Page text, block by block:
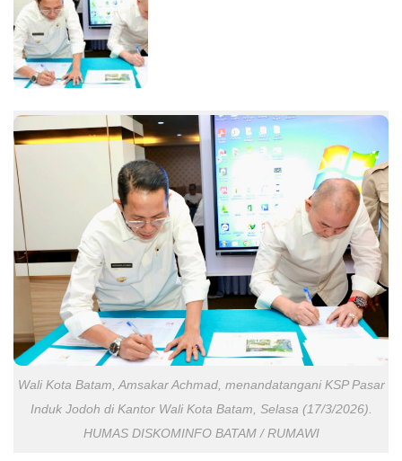
Wali Kota Batam, Amsakar Achmad, menandatangani KSP Pasar
Induk Jodoh di Kantor Wali Kota Batam, Selasa (17/3/2026).
HUMAS DISKOMINFO BATAM / RUMAWI